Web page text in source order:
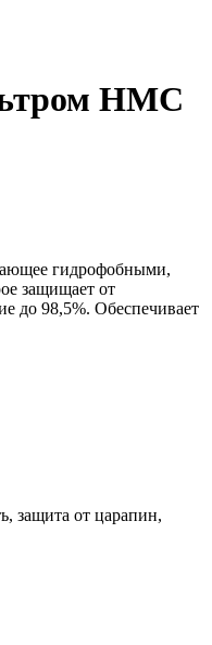
HMC
гидрофобными,
защищает от
до 98,5%. Обеспечивает
защита от царапин,